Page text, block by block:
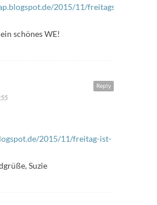
2015/11/freitagsfuller-
schönes WE!
Reply
2015/11/freitag-ist-
Suzie